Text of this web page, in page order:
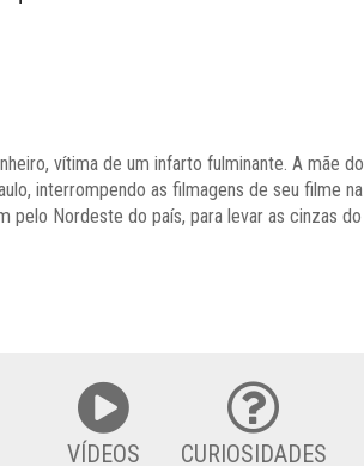
vítima de um infarto fulminante. A mãe do
interrompendo as filmagens de seu filme na
pelo Nordeste do país, para levar as cinzas do
VÍDEOS CURIOSIDADES